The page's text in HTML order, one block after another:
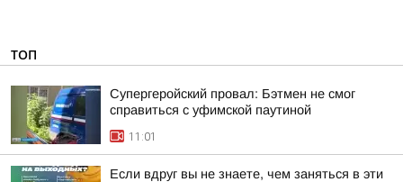
ТОП
Супергеройский провал: Бэтмен не смог
справиться с уфимской паутиной
11:01
Если вдруг вы не знаете, чем заняться в эти